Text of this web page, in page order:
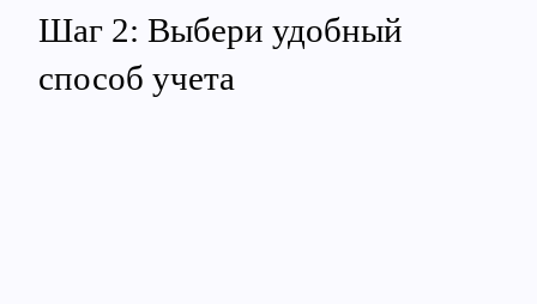
Шаг 2: Выбери удобный
способ учета